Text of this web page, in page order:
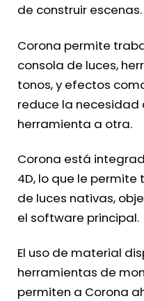
de construir escenas.
Corona permite
consola de luces,
tonos, y efectos
reduce la necesidad
herramienta a otra.
Corona está
4D, lo que le
de luces nativas,
el software principal.
El uso de material
herramientas de
permiten a Corona